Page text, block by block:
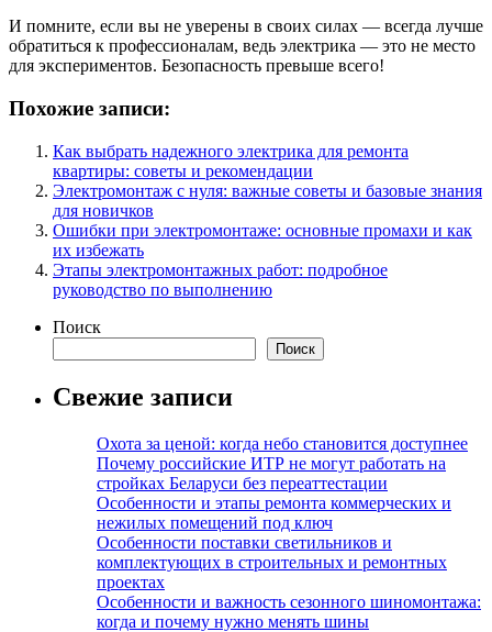
И помните, если вы не уверены в своих силах — всегда лучше
обратиться к профессионалам, ведь электрика — это не место
для экспериментов. Безопасность превыше всего!
Похожие записи:
Как выбрать надежного электрика для ремонта
квартиры: советы и рекомендации
Электромонтаж с нуля: важные советы и базовые знания
для новичков
Ошибки при электромонтаже: основные промахи и как
их избежать
Этапы электромонтажных работ: подробное
руководство по выполнению
Поиск
Поиск
Свежие записи
Охота за ценой: когда небо становится доступнее
Почему российские ИТР не могут работать на
стройках Беларуси без переаттестации
Особенности и этапы ремонта коммерческих и
нежилых помещений под ключ
Особенности поставки светильников и
комплектующих в строительных и ремонтных
проектах
Особенности и важность сезонного шиномонтажа:
когда и почему нужно менять шины